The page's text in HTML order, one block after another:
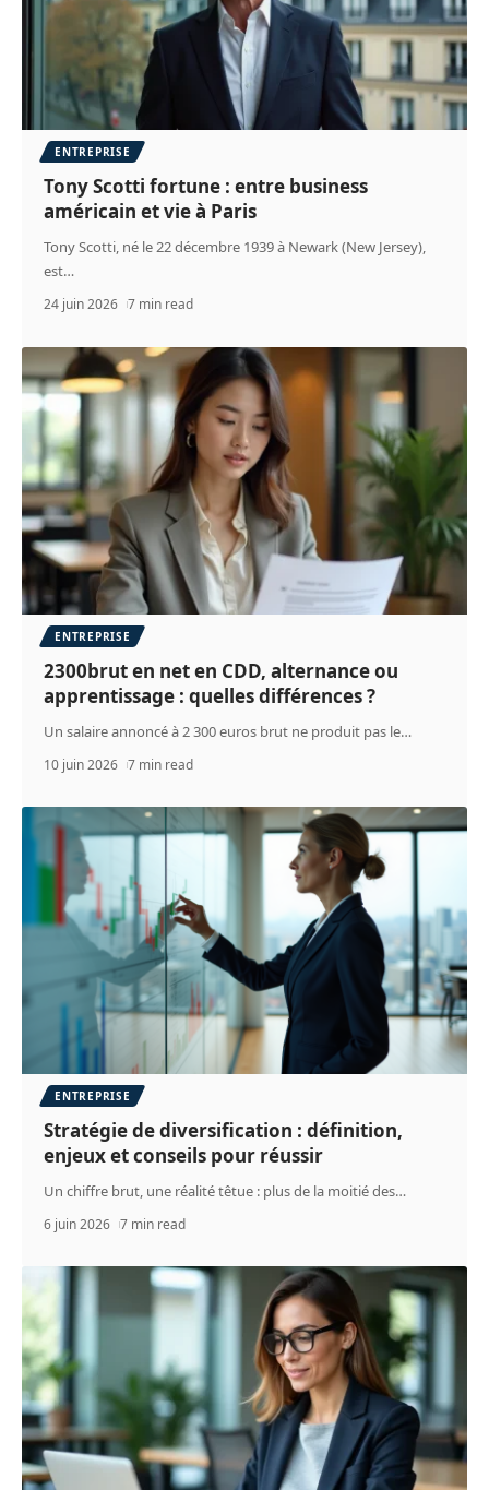
ENTREPRISE
Tony Scotti fortune : entre business
américain et vie à Paris
Tony Scotti, né le 22 décembre 1939 à Newark (New Jersey),
est…
24 juin 2026 7 min read
ENTREPRISE
2300brut en net en CDD, alternance ou
apprentissage : quelles différences ?
Un salaire annoncé à 2 300 euros brut ne produit pas le…
10 juin 2026 7 min read
ENTREPRISE
Stratégie de diversification : définition,
enjeux et conseils pour réussir
Un chiffre brut, une réalité têtue : plus de la moitié des…
6 juin 2026 7 min read